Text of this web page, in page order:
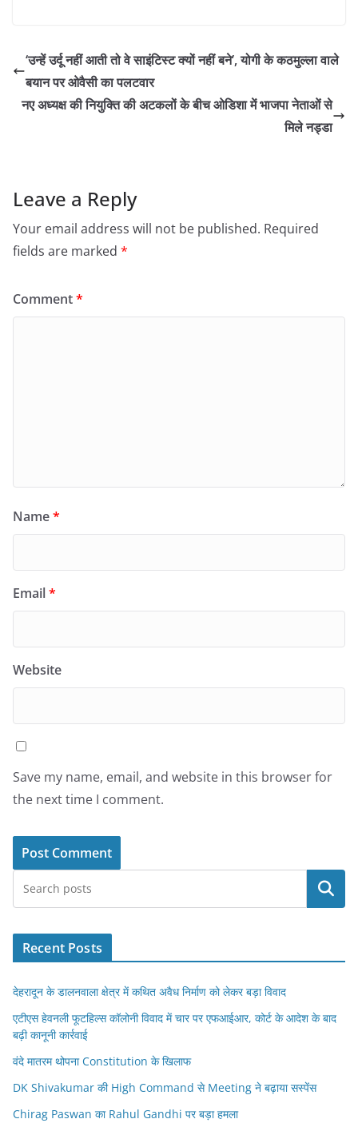
‘उन्हें उर्दू नहीं आती तो वे साइंटिस्ट क्यों नहीं बने’, योगी के कठमुल्ला वाले
बयान पर ओवैसी का पलटवार
नए अध्यक्ष की नियुक्ति की अटकलों के बीच ओडिशा में भाजपा नेताओं से
मिले नड्डा
Leave a Reply
Your email address will not be published. Required
fields are marked *
Comment*
Name*
Email*
Website
Save my name, email, and website in this browser for
the next time I comment.
Search
Recent Posts
देहरादून के डालनवाला क्षेत्र में कथित अवैध निर्माण को लेकर बड़ा विवाद
एटीएस हेवनली फूटहिल्स कॉलोनी विवाद में चार पर एफआईआर, कोर्ट के आदेश के बाद
बढ़ी कानूनी कार्रवाई
वंदे मातरम थोपना Constitution के खिलाफ
DK Shivakumar की High Command से Meeting ने बढ़ाया सस्पेंस
Chirag Paswan का Rahul Gandhi पर बड़ा हमला